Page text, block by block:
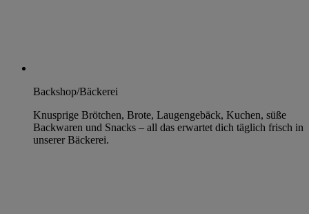
Backshop/Bäckerei
Knusprige Brötchen, Brote, Laugengebäck, Kuchen, süße
Backwaren und Snacks – all das erwartet dich täglich frisch in
unserer Bäckerei.